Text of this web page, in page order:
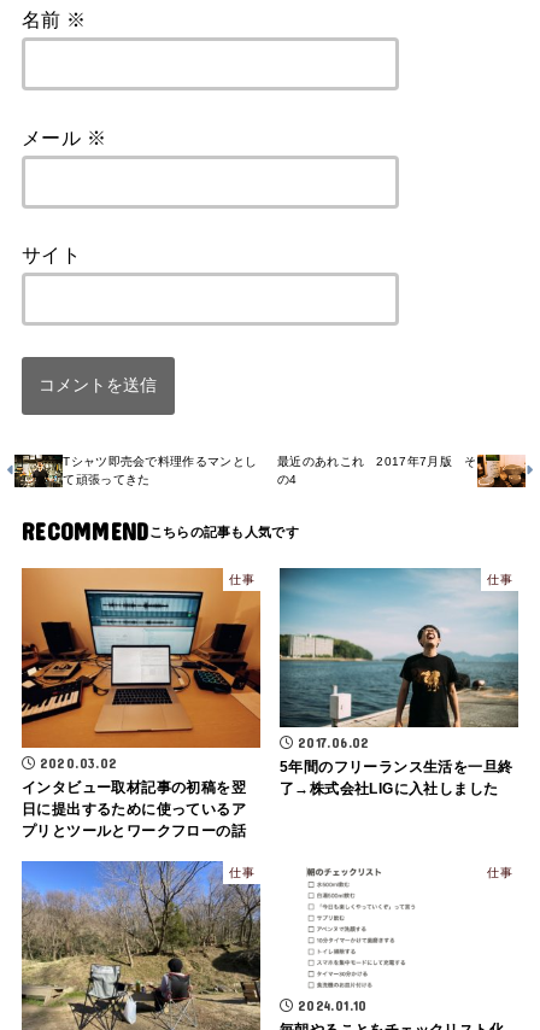
名前 ※
メール ※
サイト
Tシャツ即売会で料理作るマンとし
て頑張ってきた
最近のあれこれ 2017年7月版 そ
の4
RECOMMEND
仕事
2020.03.02
インタビュー取材記事の初稿を翌
日に提出するために使っているア
プリとツールとワークフローの話
仕事
2017.06.02
5年間のフリーランス生活を一旦終
了→株式会社LIGに入社しました
仕事 仕事
2024.01.10